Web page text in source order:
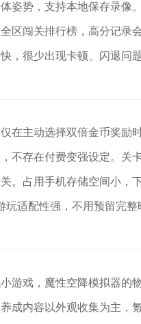
姿势，支持本地保存录像
区闯关排行榜，高分记录
，很少出现卡顿、闪退问题
在主动选择双倍金币奖励
不存在付费变强设定。关
。占用手机存储空间小，
玩适配性强，不用预留完整
游戏，魔性空降模拟器的
成内容以外观收集为主，